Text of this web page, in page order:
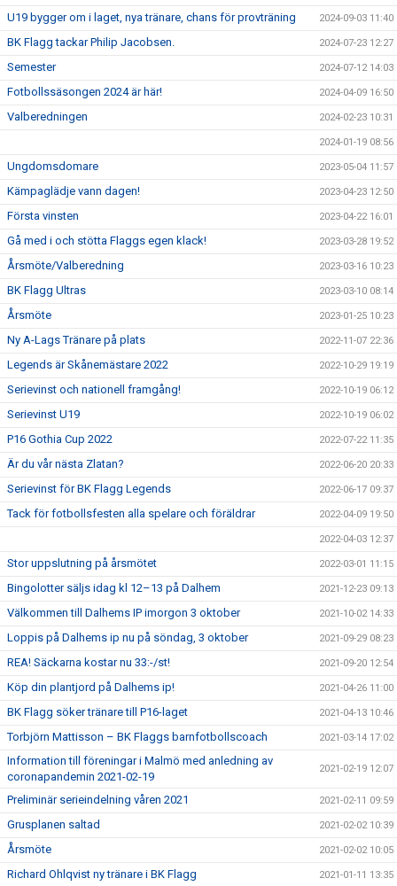
U19 bygger om i laget, nya tränare, chans för provträning 2024-09-03 11:40
BK Flagg tackar Philip Jacobsen. 2024-07-23 12:27
Semester 2024-07-12 14:03
Fotbollssäsongen 2024 är här! 2024-04-09 16:50
Valberedningen 2024-02-23 10:31
2024-01-19 08:56
Ungdomsdomare 2023-05-04 11:57
Kämpaglädje vann dagen! 2023-04-23 12:50
Första vinsten 2023-04-22 16:01
Gå med i och stötta Flaggs egen klack! 2023-03-28 19:52
Årsmöte/Valberedning 2023-03-16 10:23
BK Flagg Ultras 2023-03-10 08:14
Årsmöte 2023-01-25 10:23
Ny A-Lags Tränare på plats 2022-11-07 22:36
Legends är Skånemästare 2022 2022-10-29 19:19
Serievinst och nationell framgång! 2022-10-19 06:12
Serievinst U19 2022-10-19 06:02
P16 Gothia Cup 2022 2022-07-22 11:35
Är du vår nästa Zlatan? 2022-06-20 20:33
Serievinst för BK Flagg Legends 2022-06-17 09:37
Tack för fotbollsfesten alla spelare och föräldrar 2022-04-09 19:50
2022-04-03 12:37
Stor uppslutning på årsmötet 2022-03-01 11:15
Bingolotter säljs idag kl 12–13 på Dalhem 2021-12-23 09:13
Välkommen till Dalhems IP imorgon 3 oktober 2021-10-02 14:33
Loppis på Dalhems ip nu på söndag, 3 oktober 2021-09-29 08:23
REA! Säckarna kostar nu 33:-/st! 2021-09-20 12:54
Köp din plantjord på Dalhems ip! 2021-04-26 11:00
BK Flagg söker tränare till P16-laget 2021-04-13 10:46
Torbjörn Mattisson – BK Flaggs barnfotbollscoach 2021-03-14 17:02
Information till föreningar i Malmö med anledning av
coronapandemin 2021-02-19
2021-02-19 12:07
Preliminär serieindelning våren 2021 2021-02-11 09:59
Grusplanen saltad 2021-02-02 10:39
Årsmöte 2021-02-02 10:05
Richard Ohlqvist ny tränare i BK Flagg 2021-01-11 13:35